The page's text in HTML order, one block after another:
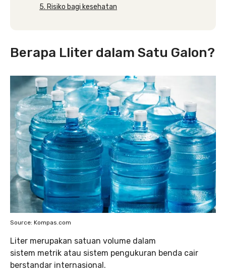
5. Risiko bagi kesehatan
Berapa Lliter dalam Satu Galon?
Source: Kompas.com
Liter merupakan satuan volume dalam
sistem metrik atau sistem pengukuran benda cair
berstandar internasional.